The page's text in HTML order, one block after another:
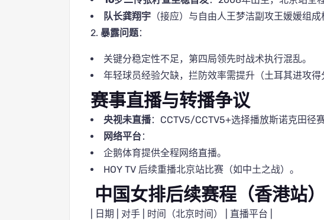
队长龚翔宇 （接应）与自由人王梦洁副攻王媛媛组成
2. 暴露问题：
关键分稳定性不足，第四局领先时战术执行混乱。
年轻球员经验欠缺，拦防效率需提升（土耳其进攻得
赛事直播与转播争议
央视未直播：CCTV5/CCTV5+选择播放斯诺克田径
网络平台：
企鹅体育提供全程网络直播。
HOY TV 后续重播北京站比赛（如中土之战）。
中国女排后续赛程（香港站）
| 日期 | 对手 | 时间（北京时间） | 直播平台 |